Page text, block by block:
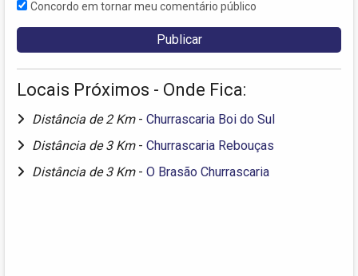
Concordo em tornar meu comentário público
Locais Próximos - Onde Fica:
Distância de 2 Km - Churrascaria Boi do Sul
Distância de 3 Km - Churrascaria Rebouças
Distância de 3 Km - O Brasão Churrascaria